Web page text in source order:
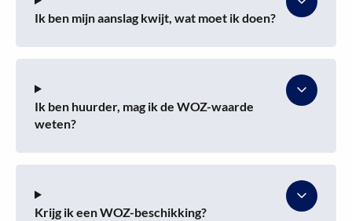
Ik ben mijn aanslag kwijt, wat moet ik doen?
Ik ben huurder, mag ik de WOZ-waarde
weten?
Krijg ik een WOZ-beschikking?